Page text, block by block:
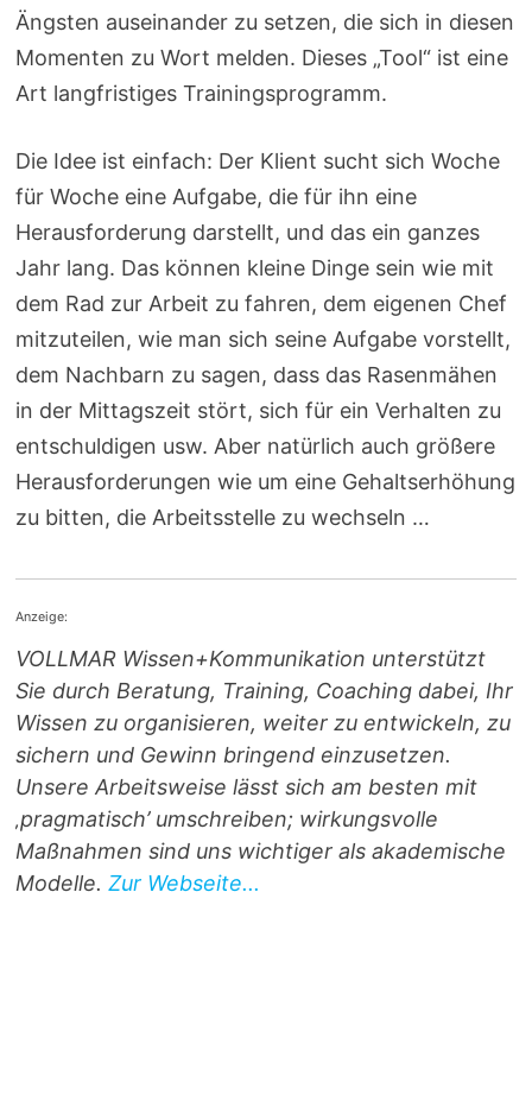
Ängsten auseinander zu setzen, die sich in diesen
Momenten zu Wort melden. Dieses „Tool“ ist eine
Art langfristiges Trainingsprogramm.
Die Idee ist einfach: Der Klient sucht sich Woche
für Woche eine Aufgabe, die für ihn eine
Herausforderung darstellt, und das ein ganzes
Jahr lang. Das können kleine Dinge sein wie mit
dem Rad zur Arbeit zu fahren, dem eigenen Chef
mitzuteilen, wie man sich seine Aufgabe vorstellt,
dem Nachbarn zu sagen, dass das Rasenmähen
in der Mittagszeit stört, sich für ein Verhalten zu
entschuldigen usw. Aber natürlich auch größere
Herausforderungen wie um eine Gehaltserhöhung
zu bitten, die Arbeitsstelle zu wechseln …
Anzeige:
VOLLMAR Wissen+Kommunikation unterstützt
Sie durch Beratung, Training, Coaching dabei, Ihr
Wissen zu organisieren, weiter zu entwickeln, zu
sichern und Gewinn bringend einzusetzen.
Unsere Arbeitsweise lässt sich am besten mit
‚pragmatisch’ umschreiben; wirkungsvolle
Maßnahmen sind uns wichtiger als akademische
Modelle.Zur Webseite...